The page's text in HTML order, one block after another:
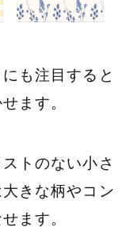
も注目すると
ます。
トのない小さ
きな柄やコン
ます。